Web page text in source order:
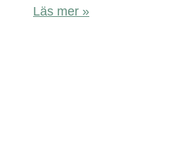
Läs mer »